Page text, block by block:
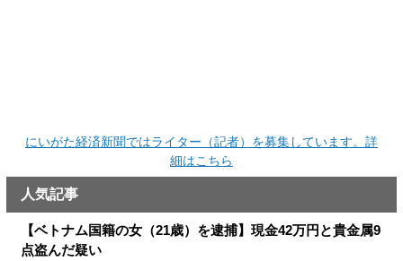
にいがた経済新聞ではライター（記者）を募集しています。詳
細はこちら
人気記事
【ベトナム国籍の女（21歳）を逮捕】現金42万円と貴金属9
点盗んだ疑い